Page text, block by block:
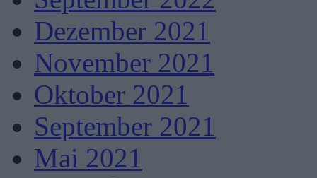
Dezember 2021
November 2021
Oktober 2021
September 2021
Mai 2021